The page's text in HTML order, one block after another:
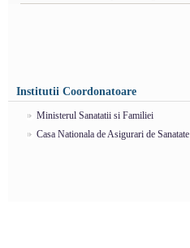
Institutii Coordonatoare
Ministerul Sanatatii si Familiei
Casa Nationala de Asigurari de Sanatate